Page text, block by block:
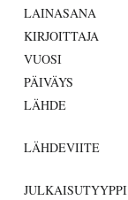
LAINASANA
KIRJOITTAJA
VUOSI
PÄIVÄYS
LÄHDE
LÄHDEVIITE
JULKAISUTYYPPI